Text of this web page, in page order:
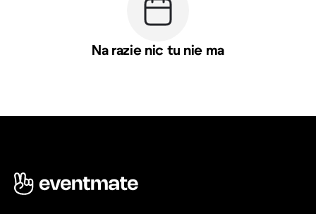
Na razie nic tu nie ma